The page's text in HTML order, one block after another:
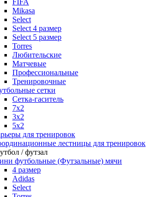
FIFA
Mikasa
Select
Select 4 размер
Select 5 размер
Torres
Любительские
Матчевые
Профессиональные
Тренировочные
сетки
Сетка-гаситель
7x2
3х2
5х2
для тренировок
лестницы для тренировок
/ футзал
футбольные (Футзальные) мячи
4 размер
Adidas
Select